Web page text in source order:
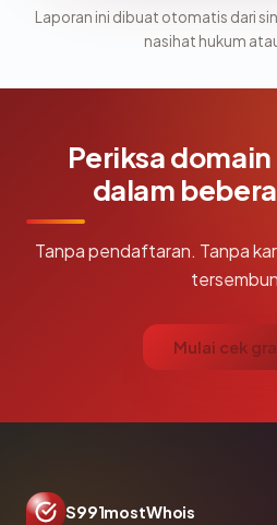
Laporan ini dibuat otomatis dari
nasihat hukum
Periksa
dalam
Tanpa pendaftaran. Tanpa
Mulai cek
S991mostWhois